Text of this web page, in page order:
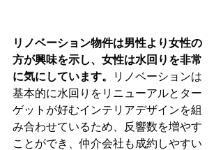
リノベーション物件は男性より女性の
方が興味を示し、女性は水回りを非常
に気にしています。
リノベーションは
基本的に水回りをリニューアルとター
ゲットが好むインテリアデザインを組
み合わせているため、反響数を増やす
ことができ、仲介会社も成約しやすい